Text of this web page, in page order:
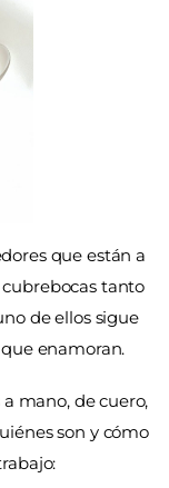
que están a
tanto
de ellos sigue
enamoran.
mano, de cuero,
son y cómo